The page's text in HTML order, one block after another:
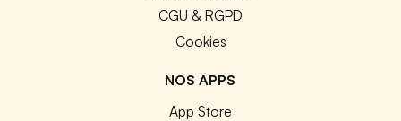
CGU & RGPD
Cookies
NOS APPS
App Store